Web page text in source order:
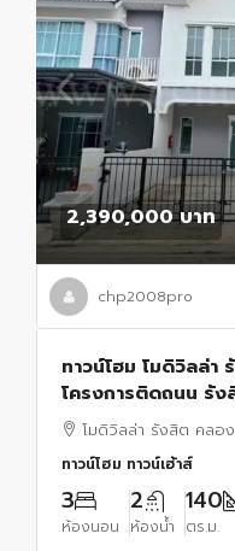
2,390,000 บาท
chp2008pro
ทาวน์โฮม โมดิวิลล่
โครงการติดถนน รั
โมดิวิลล่า รังสิต คลอ
ทาวน์โฮม ทาวน์เฮ้าส์
3
ห้องนอน
2
ห้องน้ำ
140
ตร.ม.